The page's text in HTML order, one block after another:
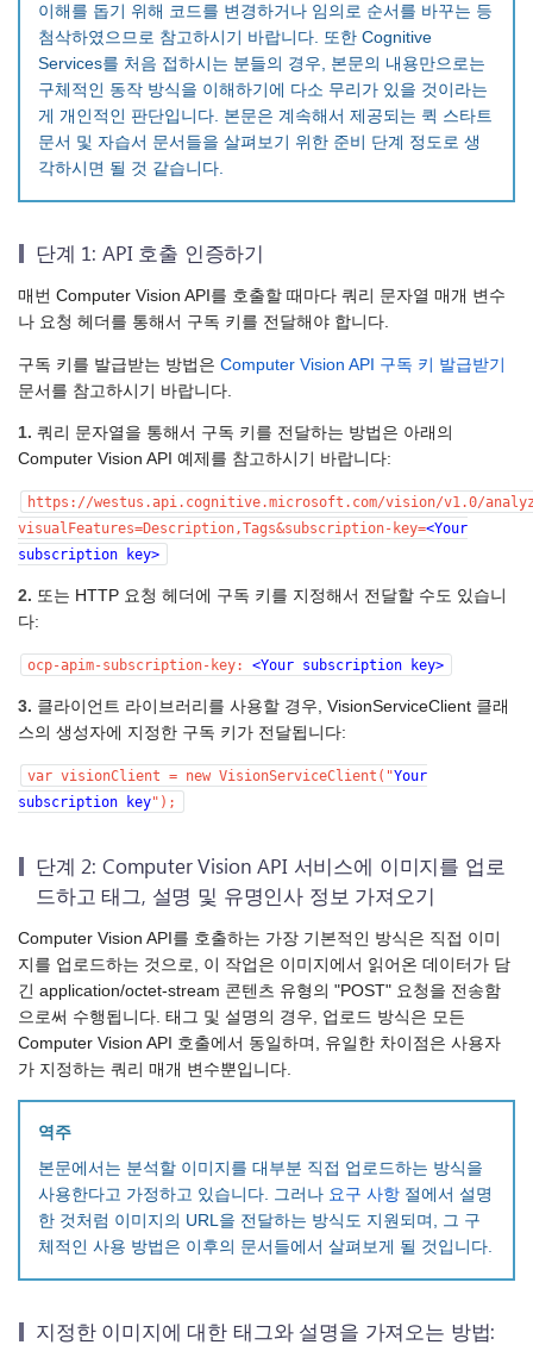
이해를 돕기 위해 코드를 변경하거나 임의로 순서를 바꾸는 등
첨삭하였으므로 참고하시기 바랍니다. 또한 Cognitive
Services를 처음 접하시는 분들의 경우, 본문의 내용만으로는
구체적인 동작 방식을 이해하기에 다소 무리가 있을 것이라는
게 개인적인 판단입니다. 본문은 계속해서 제공되는 퀵 스타트
문서 및 자습서 문서들을 살펴보기 위한 준비 단계 정도로 생
각하시면 될 것 같습니다.
단계 1: API 호출 인증하기
매번 Computer Vision API를 호출할 때마다 쿼리 문자열 매개 변수
나 요청 헤더를 통해서 구독 키를 전달해야 합니다.
구독 키를 발급받는 방법은 Computer Vision API 구독 키 발급받기
문서를 참고하시기 바랍니다.
1. 쿼리 문자열을 통해서 구독 키를 전달하는 방법은 아래의
Computer Vision API 예제를 참고하시기 바랍니다:
https://westus.api.cognitive.microsoft.com/vision/v1.0/
visualFeatures=Description,Tags&subscription-key=<Your
subscription key>
2. 또는 HTTP 요청 헤더에 구독 키를 지정해서 전달할 수도 있습니
다:
ocp-apim-subscription-key: <Your subscription key>
3. 클라이언트 라이브러리를 사용할 경우, VisionServiceClient 클래
스의 생성자에 지정한 구독 키가 전달됩니다:
var visionClient = new VisionServiceClient("Your
subscription key");
단계 2: Computer Vision API 서비스에 이미지를 업로
드하고 태그, 설명 및 유명인사 정보 가져오기
Computer Vision API를 호출하는 가장 기본적인 방식은 직접 이미
지를 업로드하는 것으로, 이 작업은 이미지에서 읽어온 데이터가 담
긴 application/octet-stream 콘텐츠 유형의 "POST" 요청을 전송함
으로써 수행됩니다. 태그 및 설명의 경우, 업로드 방식은 모든
Computer Vision API 호출에서 동일하며, 유일한 차이점은 사용자
가 지정하는 쿼리 매개 변수뿐입니다.
역주
본문에서는 분석할 이미지를 대부분 직접 업로드하는 방식을
사용한다고 가정하고 있습니다. 그러나 요구 사항 절에서 설명
한 것처럼 이미지의 URL을 전달하는 방식도 지원되며, 그 구
체적인 사용 방법은 이후의 문서들에서 살펴보게 될 것입니다.
지정한 이미지에 대한 태그와 설명을 가져오는 방법: